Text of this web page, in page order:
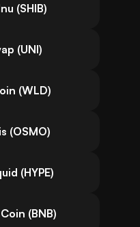
(SHIB)
(UNI)
(WLD)
(OSMO)
(HYPE)
(BNB)